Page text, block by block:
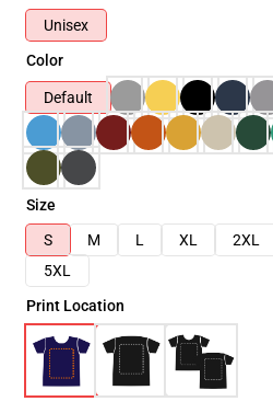
Unisex
Color
Default
Size
S
M L XL 2XL
5XL
Print Location